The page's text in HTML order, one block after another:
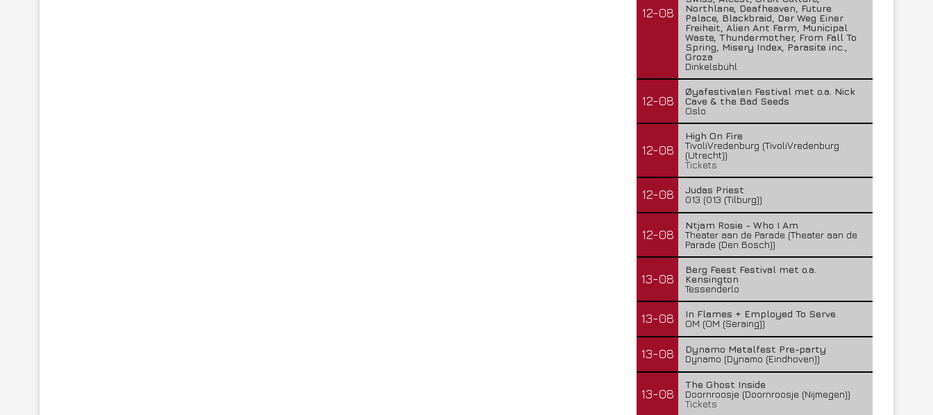
12-08
Northlane, Deafheaven, Future
Palace, Blackbraid, Der Weg Einer
Freiheit, Alien Ant Farm, Municipal
Waste, Thundermother, From Fall To
Spring, Misery Index, Parasite inc.,
Groza
Dinkelsbühl
12-08
Øyafestivalen Festival met o.a. Nick
Cave & the Bad Seeds
Oslo
12-08
High On Fire
TivoliVredenburg (TivoliVredenburg
(Utrecht))
Tickets
12-08
Judas Priest
013 (013 (Tilburg))
12-08
Ntjam Rosie - Who I Am
Theater aan de Parade (Theater aan de
Parade (Den Bosch))
13-08
Berg Feest Festival met o.a.
Kensington
Tessenderlo
13-08
In Flames + Employed To Serve
OM (OM (Seraing))
13-08
Dynamo Metalfest Pre-party
Dynamo (Dynamo (Eindhoven))
13-08
The Ghost Inside
Doornroosje (Doornroosje (Nijmegen))
Tickets